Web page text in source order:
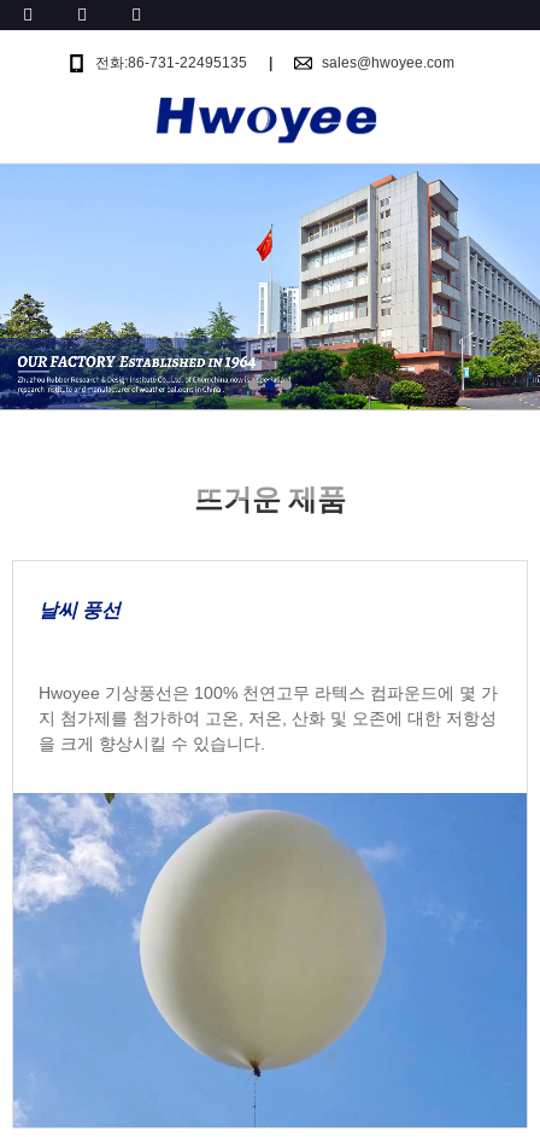
전화:86-731-22495135 sales@hwoyee.com
뜨거운 제품
날씨 풍선
Hwoyee 기상풍선은 100% 천연고무 라텍스 컴파운드에 몇 가
지 첨가제를 첨가하여 고온, 저온, 산화 및 오존에 대한 저항성
을 크게 향상시킬 수 있습니다.